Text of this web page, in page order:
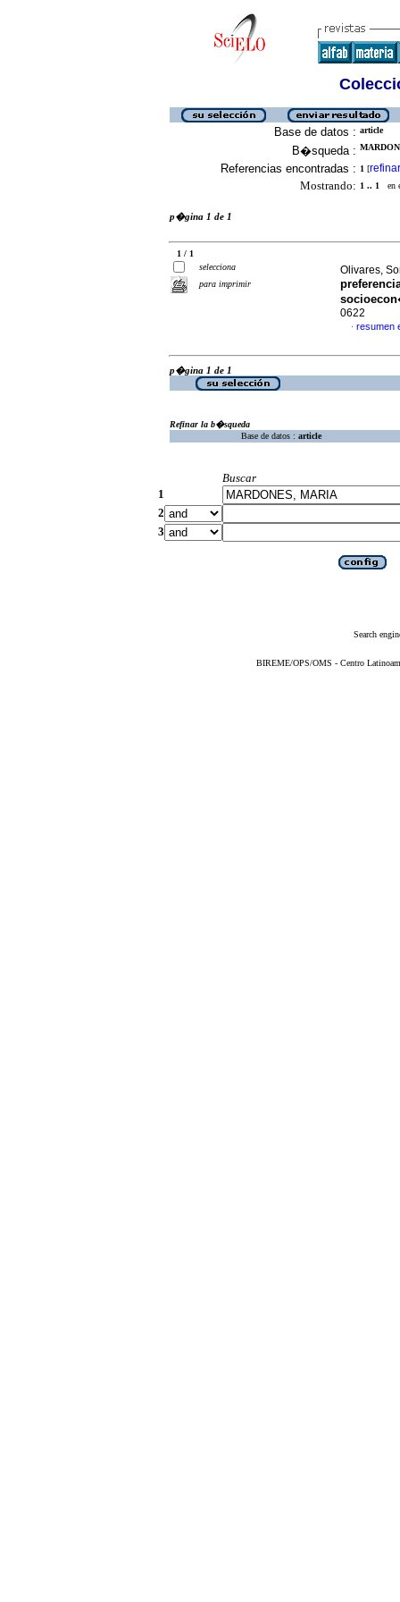
Base de datos : article
B�squeda :
Referencias encontradas : 1 [refinar
Mostrando: 1 .. 1 en
p�gina 1 de 1
1 / 1
selecciona
para imprimir
Olivares,
0622
· resumen
p�gina 1 de 1
Refinar la b�squeda
Base de datos : article
Buscar
1
2
3
Search
BIREME/OPS/OMS - Centro